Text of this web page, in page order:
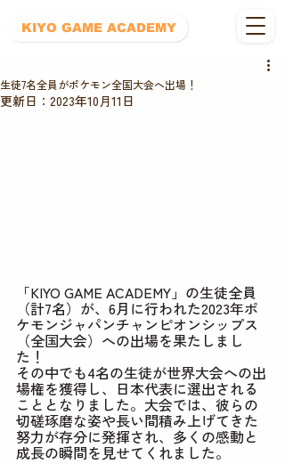
ボタン
KIYO GAME ACADEMY
生徒7名全員がポケモン全国大会へ出場！
更新日： 2023年10月11日
「KIYO GAME ACADEMY」の生徒全員
（計7名）が、6月に行われた2023年ポ
ケモンジャパンチャンピオンシップス
（全国大会）への出場を果たしまし
た！
その中でも4名の生徒が世界大会への出
場権を獲得し、日本代表に選出される
こととなりました。大会では、彼らの
切磋琢磨な姿や長い間積み上げてきた
努力が存分に発揮され、多くの感動と
成長の瞬間を見せてくれました。